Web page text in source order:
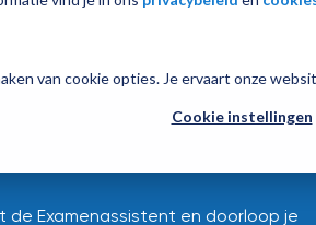
van cookie opties. Je ervaart onze
Cookie instellingen
Examenassistent en doorloop je